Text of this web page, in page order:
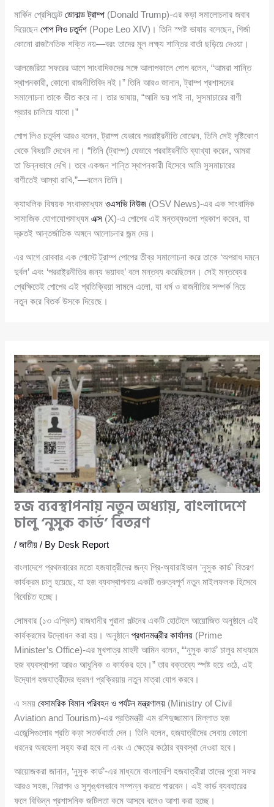
মার্কিন প্রেসিডেন্টডোনাল্ড ট্রাম্প (Donald Trump)-এর কড়া সমালোচনার জবাব
দিয়েছেনপোপ লিও চতুর্দশ (Pope Leo XIV)। তিনি স্পষ্ট ভাষায় বলেছেন, গির্জা
কোনো রাজনৈতিক শক্তি নয়—বরং তাদের মূল লক্ষ্য শান্তির বার্তা ছড়িয়ে দেওয়া।
আলজেরিয়া সফরের আগে সাংবাদিকদের সঙ্গে আলাপকালে পোপ বলেন, “আমরা শান্তি
স্থাপনকারী, কোনো রাজনীতিবিদ নই।” তিনি আরও জানান, ট্রাম্প প্রশাসনের
সমালোচনা তাকে ভীত করে না। তার ভাষায়, “আমি ভয় পাই না, সুসমাচারের বাণী
প্রচার চালিয়ে যাবো।”
পোপ লিও চতুর্দশ আরও বলেন, ট্রাম্প যেভাবে পররাষ্ট্রনীতি বোঝেন, তিনি সেই দৃষ্টিকোণ
থেকে বিষয়টি দেখেন না। “তিনি (ট্রাম্প) যেভাবে পররাষ্ট্রনীতি ব্যাখ্যা করেন, আমরা
তা ভিন্নভাবে দেখি। তবে একজন শান্তি স্থাপনকারী হিসেবে আমি সুসমাচারের
বাণীতেই আস্থা রাখি,”—বলেন তিনি।
ক্যাথলিক বিষয়ক সংবাদমাধ্যমওএসভি নিউজ (OSV News)-এর এক সাংবাদিক
সামাজিক যোগাযোগমাধ্যমএক্স (X)-এ পোপের এই মন্তব্যগুলো প্রকাশ করেন, যা
দ্রুতই আন্তর্জাতিক অঙ্গনে আলোচনার জন্ম দেয়।
এর আগে রোববার এক পোস্টে ট্রাম্প পোপের তীব্র সমালোচনা করে তাকে ‘অপরাধ দমনে
দুর্বল’ এবং ‘পররাষ্ট্রনীতির জন্য ভয়াবহ’ বলে মন্তব্য করেছিলেন। সেই মন্তব্যের
প্রেক্ষিতেই পোপের এই প্রতিক্রিয়া সামনে এলো, যা ধর্ম ও রাজনীতির সম্পর্ক নিয়ে
নতুন করে বিতর্ক উসকে দিয়েছে।
হজ ব্যবস্থাপনায় নতুন অধ্যায়, বাংলাদেশে
চালু ‘নুসুক কার্ড’ বিতরণ
/জাতীয় / By Desk Report
বাংলাদেশে প্রথমবারের মতো হজযাত্রীদের জন্য প্রি-অ্যারাইভাল ‘নুসুক কার্ড’ বিতরণ
কার্যক্রম চালু হয়েছে, যা হজ ব্যবস্থাপনায় একটি গুরুত্বপূর্ণ নতুন মাইলফলক হিসেবে
বিবেচিত হচ্ছে।
সোমবার (১৩ এপ্রিল) রাজধানীর পুরানা পল্টনের একটি হোটেলে আয়োজিত অনুষ্ঠানে এই
কার্যক্রমের উদ্বোধন করা হয়। অনুষ্ঠানেপ্রধানমন্ত্রীর কার্যালয় (Prime
Minister’s Office)-এর মুখপাত্র মাহদী আমিন বলেন, “‘নুসুক কার্ড’ চালুর মাধ্যমে
হজ ব্যবস্থাপনা আরও আধুনিক ও কার্যকর হবে।” তার বক্তব্যে স্পষ্ট হয়ে ওঠে, এই
উদ্যোগ হজযাত্রীদের ভ্রমণ প্রক্রিয়ায় নতুন মাত্রা যোগ করবে।
এ সময়বেসামরিক বিমান পরিবহন ও পর্যটন মন্ত্রণালয় (Ministry of Civil
Aviation and Tourism)-এর প্রতিমন্ত্রী এম রশিদুজ্জামান মিল্লাত হজ
এজেন্সিগুলোর প্রতি কড়া সতর্কবার্তা দেন। তিনি বলেন, হজযাত্রীদের সেবায় কোনো
ধরনের অবহেলা সহ্য করা হবে না এবং এ ক্ষেত্রে কঠোর ব্যবস্থা নেওয়া হবে।
আয়োজকরা জানান, ‘নুসুক কার্ড’-এর মাধ্যমে বাংলাদেশি হজযাত্রীরা তাদের পুরো সফর
আরও সহজ, নিরাপদ ও সুশৃঙ্খলভাবে সম্পন্ন করতে পারবেন। এই কার্ড ব্যবহারের
ফলে বিভিন্ন প্রশাসনিক জটিলতা কমে আসবে বলেও আশা করা হচ্ছে।